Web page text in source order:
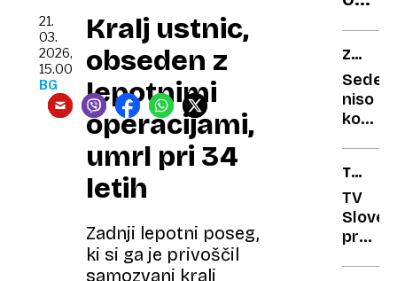
Kralj ustnic,
obseden z
lepotnimi
operacijami,
umrl pri 34
letih
Zadnji lepotni poseg,
ki si ga je privoščil
samozvani kralj
21.
03.
2026,
15.00
BG
niso
konec:
zdravo
in
TV
TE
GLEDA
TV